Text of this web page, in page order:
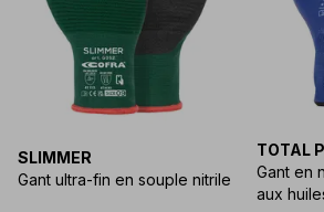
SLIMMER
Gant ultra-fin en souple nitrile
TOTAL
Gant en
aux